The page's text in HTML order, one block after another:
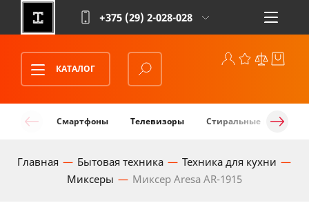
+375 (29) 2-028-028
КАТАЛОГ
Смартфоны Телевизоры Стиральные машины
Главная Бытовая техника
Техника для кухни
Миксеры
Миксер Aresa AR-1915